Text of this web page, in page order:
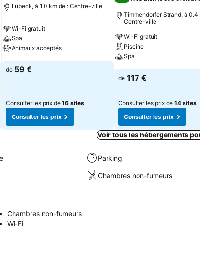
Lübeck, à 1.0 km de : Centre-ville
Wi-Fi gratuit
Spa
Animaux acceptés
Consulter les prix
de 59 €
Consulter les prix de 16 sites
Consulter les prix
Timmendorfer Strand, à 0.4
Centre-ville
Wi-Fi gratuit
Piscine
Spa
Consulter les prix
de 117 €
Consulter les prix de 14 sites
Consulter les prix
Voir tous les hébergements
Parking
Chambres non-fumeurs
Chambres non-fumeurs
Wi-Fi